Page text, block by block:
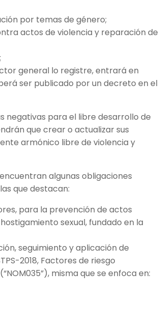
por temas de género;
actos de violencia y reparación de
general lo registre, entrará en
ser publicado por un decreto en el
negativas para el libre desarrollo de
que crear o actualizar sus
armónico libre de violencia y
algunas obligaciones
que destacan:
para la prevención de actos
sexual, fundado en la
seguimiento y aplicación de
2018, Factores de riesgo
misma que se enfoca en: